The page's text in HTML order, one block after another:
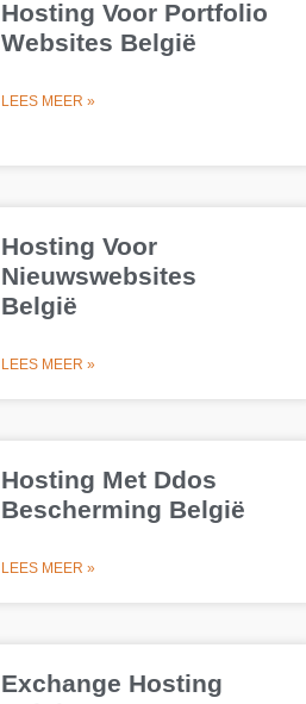
Hosting Voor Portfolio
Websites België
LEES MEER »
Hosting Voor
Nieuwswebsites
België
LEES MEER »
Hosting Met Ddos
Bescherming België
LEES MEER »
Exchange Hosting